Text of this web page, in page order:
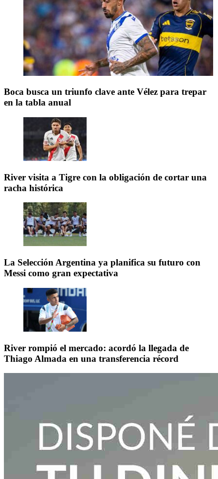
Boca busca un triunfo clave ante Vélez para trepar
en la tabla anual
River visita a Tigre con la obligación de cortar una
racha histórica
La Selección Argentina ya planifica su futuro con
Messi como gran expectativa
River rompió el mercado: acordó la llegada de
Thiago Almada en una transferencia récord